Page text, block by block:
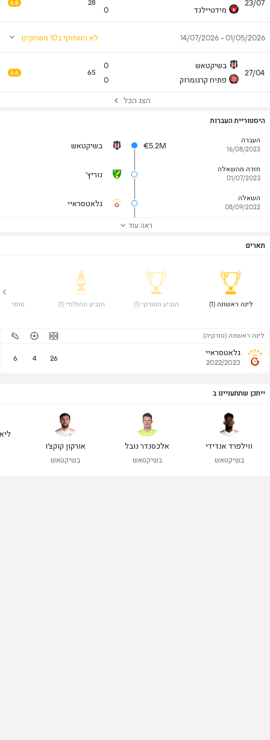
23/07
מידטיילנד
0
28
6.8
01/05/2026 - 14/07/2026 לא השתתף ב10 משחקים
27/04
בשיקטאש
פתיח קרגומרוק
0
0
65
6.6
הצג הכל
היסטוריית העברות
העברה
16/08/2023
€5.2M בשיקטאש
חזרה מהשאלה
01/07/2023
נוריץ'
השאלה
08/09/2022
גלאטסראיי
ראה עוד
תארים
ליגה ראשונה (1) הגביע הטורקי (1) הגביע ההולנדי (1) סופר
ליגה ראשונה (טורקיה)
גלאטסראיי
2022/2023
26
4
6
ייתכן שתתעניינו ב
ווילפרד אנדידי
בשיקטאש
אלכסנדר נובל
בשיקטאש
אורקון קוקצ'ו
בשיקטאש